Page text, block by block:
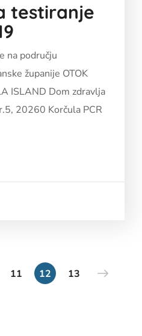
testiranje
na području
županije OTOK
ISLAND Dom zdravlja
20260 Korčula PCR
11 12 13